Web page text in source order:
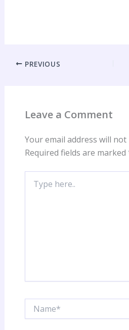
PREVIOUS
Leave a Comment
Your email address will not
Required fields are marked
here..